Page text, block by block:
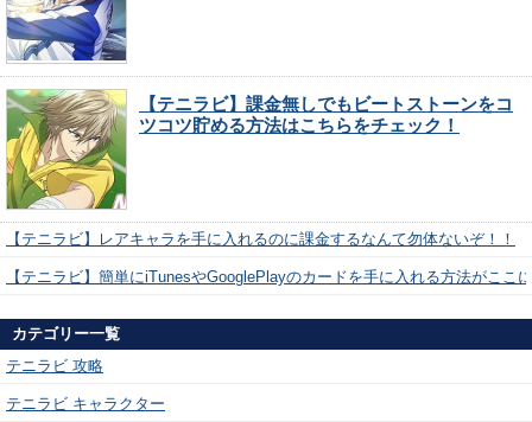
【テニラビ】課金無しでもビートストーンをコ
ツコツ貯める方法はこちらをチェック！
【テニラビ】レアキャラを手に入れるのに課金するなんて勿体ないぞ！！
【テニラビ】簡単にiTunesやGooglePlayのカードを手に入れる方法がここ
カテゴリー一覧
テニラビ 攻略
テニラビ キャラクター